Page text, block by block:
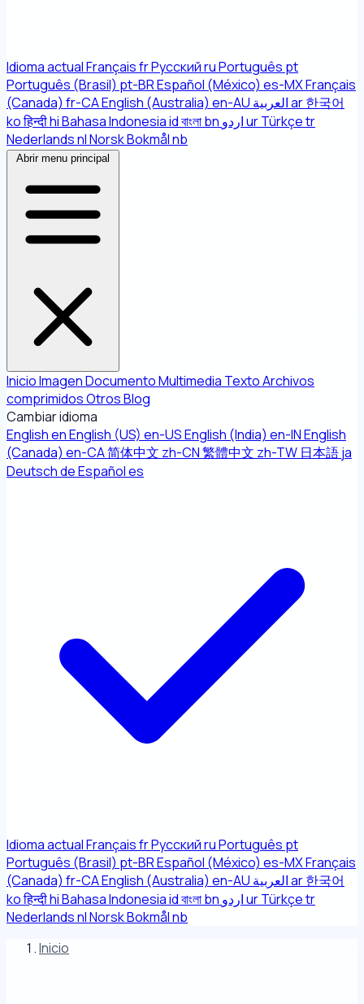
Idioma actualFrançaisfrРусскийruPortuguês pt
Português (Brasil) pt-BREspañol (México) es-MXFrançais
(Canada) fr-CAEnglish (Australia) en-AU العربيةar한국어
koहिन्दीhiBahasa Indonesiaidবাংলাbn اردوurTürkçetr
NederlandsnlNorsk Bokmålnb
Abrir menu principal
InicioImagenDocumentoMultimedia TextoArchivos
comprimidosOtrosBlog
Cambiar idioma
EnglishenEnglish (US) en-USEnglish (India) en-INEnglish
(Canada) en-CA简体中文 zh-CN繁體中文 zh-TW 日本語ja
DeutschdeEspañoles
Idioma actualFrançaisfrРусскийruPortuguês pt
Português (Brasil) pt-BREspañol (México) es-MXFrançais
(Canada) fr-CAEnglish (Australia) en-AU العربيةar한국어
koहिन्दीhiBahasa Indonesiaidবাংলাbn اردوurTürkçetr
NederlandsnlNorsk Bokmålnb
Inicio